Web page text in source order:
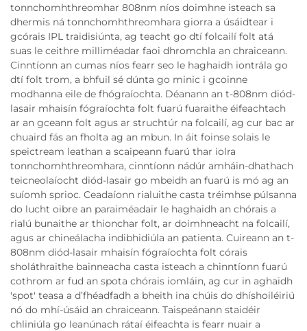
tonnchomhthreomhar 808nm níos doimhne isteach sa
dhermis ná tonnchomhthreomhara giorra a úsáidtear i
gcórais IPL traidisiúnta, ag teacht go dtí folcailí folt atá
suas le ceithre milliméadar faoi dhromchla an chraiceann.
Cinntíonn an cumas níos fearr seo le haghaidh iontrála go
dtí folt trom, a bhfuil sé dúnta go minic i gcoinne
modhanna eile de fhógraíochta. Déanann an t-808nm diód-
lasair mhaisín fógraíochta folt fuarú fuaraithe éifeachtach
ar an gceann folt agus ar struchtúr na folcailí, ag cur bac ar
chuaird fás an fholta ag an mbun. In áit foinse solais le
speictream leathan a scaipeann fuarú thar iolra
tonnchomhthreomhara, cinntíonn nádúr amháin-dhathach
teicneolaíocht diód-lasair go mbeidh an fuarú is mó ag an
suíomh sprioc. Ceadaíonn rialuithe casta tréimhse púlsanna
do lucht oibre an paraiméadair le haghaidh an chórais a
rialú bunaithe ar thionchar folt, ar doimhneacht na folcailí,
agus ar chineálacha indibhidiúla an patienta. Cuireann an t-
808nm diód-lasair mhaisín fógraíochta folt córais
sholáthraithe bainneacha casta isteach a chinntíonn fuarú
cothrom ar fud an spota chórais iomláin, ag cur in aghaidh
'spot' teasa a d’fhéadfadh a bheith ina chúis do dhíshoiléiriú
nó do mhí-úsáid an chraiceann. Taispeánann staidéir
chliniúla go leanúnach rátaí éifeachta is fearr nuair a